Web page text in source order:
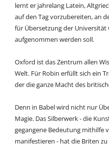
lernt er jahrelang Latein,
auf den Tag vorzubereiten, an
für Übersetzung der Universität
aufgenommen werden soll.
Oxford ist das Zentrum allen
Welt. Für Robin erfüllt sich ein
der die ganze Macht des
Denn in Babel wird nicht nur
Magie. Das Silberwerk - die
gegangene Bedeutung mithilfe
manifestieren - hat die Briten